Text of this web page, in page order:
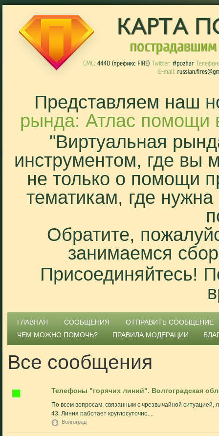
Представляем наш
рында: Атлас помощи
"Виртуальная
инструментом, где вы
не только о помощи
тематикам, где
Обратите,
занимаемся
Присоединяйтесь!
ГЛАВНАЯ СООБЩЕНИЯ
ОТПРАВИТЬ СООБЩЕНИЕ
ЧЕМ МОЖНО ПОМОЧЬ?
ПРАВИЛА МОДЕРАЦИИ
Все сообщения
Телефоны "горячих линий". Волгоградская
По всем вопросам, связанным с чрезвычайной
43. Линия работает круглосуточно....
Волгоград